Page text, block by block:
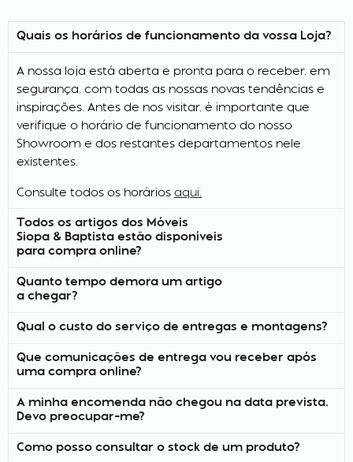
Quais os horários de funcionamento da vossa Loja?
A nossa loja está aberta e pronta para o receber, em
segurança, com todas as nossas novas tendências e
inspirações. Antes de nos visitar, é importante que
verifique o horário de funcionamento do nosso
Showroom e dos restantes departamentos nele
existentes.
Consulte todos os horários aqui.
Todos os artigos dos Móveis
Siopa & Baptista estão disponíveis
para compra online?
Quanto tempo demora um artigo
a chegar?
Qual o custo do serviço de entregas e montagens?
Que comunicações de entrega vou receber após
uma compra online?
A minha encomenda não chegou na data prevista.
Devo preocupar-me?
Como posso consultar o stock de um produto?